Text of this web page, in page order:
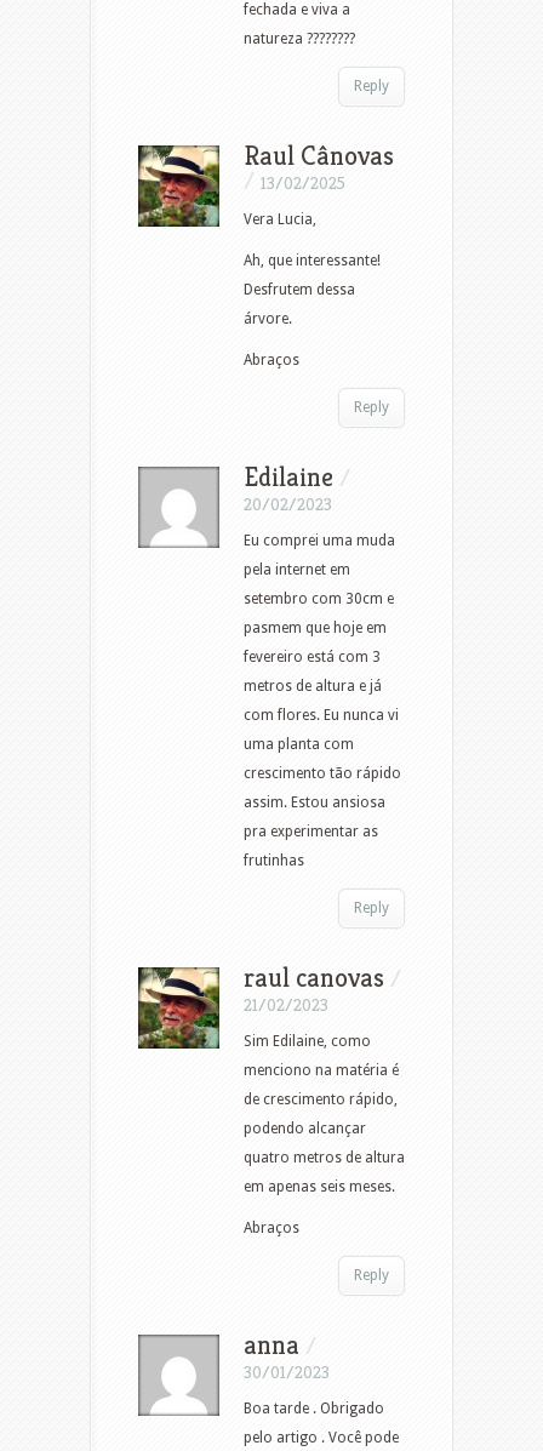
fechada e viva a
natureza ????‍????
Reply
Raul Cânovas
/ 13/02/2025
Vera Lucia,
Ah, que interessante!
Desfrutem dessa
árvore.
Abraços
Reply
Edilaine /
20/02/2023
Eu comprei uma muda
pela internet em
setembro com 30cm e
pasmem que hoje em
fevereiro está com 3
metros de altura e já
com flores. Eu nunca vi
uma planta com
crescimento tão rápido
assim. Estou ansiosa
pra experimentar as
frutinhas
Reply
raul canovas /
21/02/2023
Sim Edilaine, como
menciono na matéria é
de crescimento rápido,
podendo alcançar
quatro metros de altura
em apenas seis meses.
Abraços
Reply
anna /
30/01/2023
Boa tarde . Obrigado
pelo artigo . Você pode